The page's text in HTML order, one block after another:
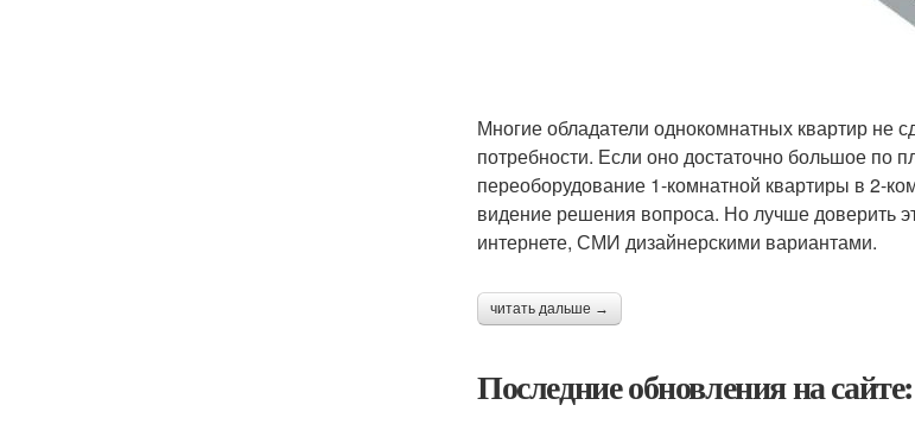
Многие обладатели однокомнатных квартир не
потребности. Если оно достаточно большое по
переоборудование 1-комнатной квартиры в 2-
видение решения вопроса. Но лучше доверить
интернете, СМИ дизайнерскими вариантами.
читать дальше →
Последние обновления на сайте: